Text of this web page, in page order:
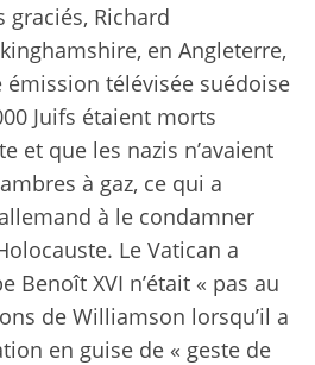
graciés, Richard
en Angleterre,
émission télévisée suédoise
Juifs étaient morts
et que les nazis n’avaient
à gaz, ce qui a
à le condamner
Le Vatican a
Benoît XVI n’était « pas au
de Williamson lorsqu’il a
en guise de « geste de